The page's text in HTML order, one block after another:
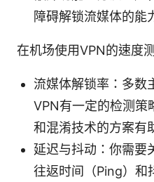
障碍解锁流媒体的能
在机场使用VPN的速度
流媒体解锁率：多数
VPN有一定的检测策
和混淆技术的方案有
延迟与抖动：你需要
往返时间（Ping）和